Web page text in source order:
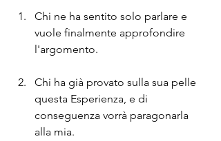
Chi ne ha sentito solo parlare e
vuole finalmente approfondire
l'argomento.
Chi ha già provato sulla sua pelle
questa Esperienza, e di
conseguenza vorrà paragonarla
alla mia.